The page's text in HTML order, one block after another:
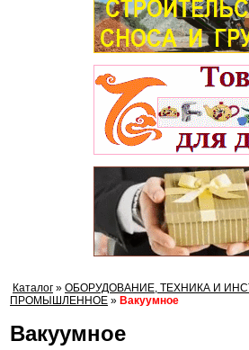
Каталог » ОБОРУДОВАНИЕ, ТЕХНИКА И
ПРОМЫШЛЕННОЕ » Вакуумное
Вакуумное